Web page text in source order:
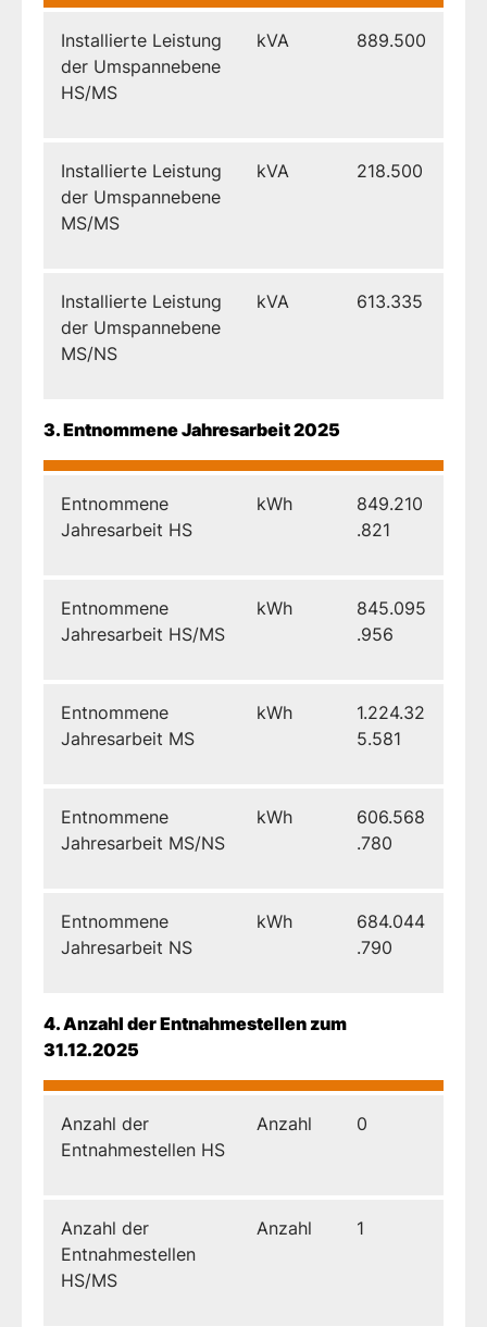
Installierte Leistung
der Umspannebene
HS/MS
kVA 889.500
Installierte Leistung
der Umspannebene
MS/MS
kVA 218.500
Installierte Leistung
der Umspannebene
MS/NS
kVA 613.335
3. Entnommene Jahresarbeit 2025
Entnommene
Jahresarbeit HS
kWh
849.210
.821
Entnommene
Jahresarbeit HS/MS
kWh
845.095
.956
Entnommene
Jahresarbeit MS
kWh
1.224.32
5.581
Entnommene
Jahresarbeit MS/NS
kWh
606.568
.780
Entnommene
Jahresarbeit NS
kWh
684.044
.790
4. Anzahl der Entnahmestellen zum
31.12.2025
Anzahl der
Entnahmestellen HS
Anzahl 0
Anzahl der
Entnahmestellen
HS/MS
Anzahl 1